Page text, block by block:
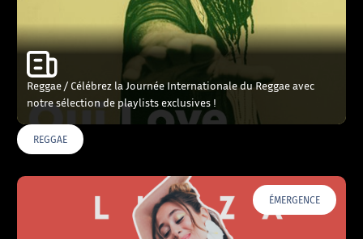
Reggae / Célébrez la Journée Internationale du Reggae avec
notre sélection de playlists exclusives !
REGGAE
ÉMERGENCE